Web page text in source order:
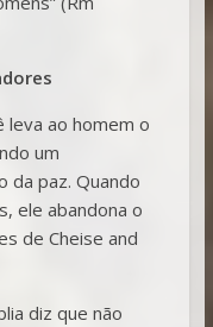
leva ao homem o
um
da paz. Quando
ele abandona o
de Cheise and
diz que não